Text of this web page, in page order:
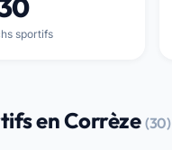
sportifs
en Corrèze(30)